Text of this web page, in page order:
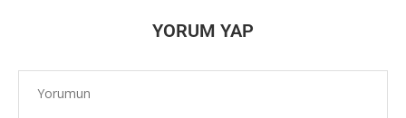
YORUM YAP